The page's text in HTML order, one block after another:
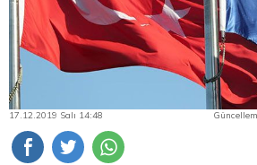
17.12.2019 Salı 14:48